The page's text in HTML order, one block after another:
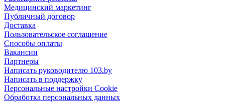
Медицинский маркетинг
Публичный договор
Доставка
Пользовательское соглашение
Способы оплаты
Вакансии
Партнеры
Написать руководителю 103.by
Написать в поддержку
Персональные настройки Cookie
Обработка персональных данных